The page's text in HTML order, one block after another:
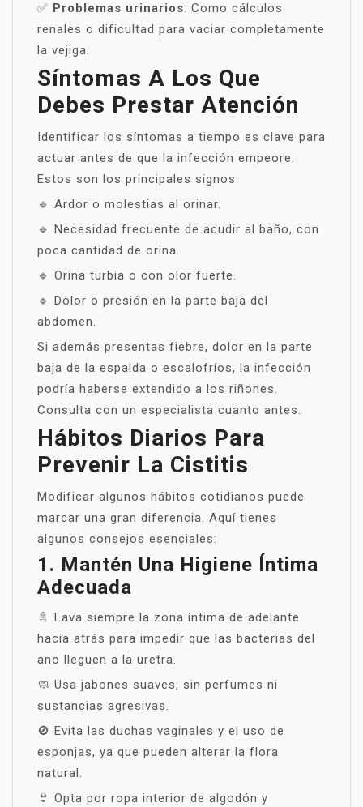
✅ Problemas urinarios: Como cálculos
renales o dificultad para vaciar completamente
la vejiga.
Síntomas A Los Que
Debes Prestar Atención
Identificar los síntomas a tiempo es clave para
actuar antes de que la infección empeore.
Estos son los principales signos:
🔹 Ardor o molestias al orinar.
🔹 Necesidad frecuente de acudir al baño, con
poca cantidad de orina.
🔹 Orina turbia o con olor fuerte.
🔹 Dolor o presión en la parte baja del
abdomen.
Si además presentas fiebre, dolor en la parte
baja de la espalda o escalofríos, la infección
podría haberse extendido a los riñones.
Consulta con un especialista cuanto antes.
Hábitos Diarios Para
Prevenir La Cistitis
Modificar algunos hábitos cotidianos puede
marcar una gran diferencia. Aquí tienes
algunos consejos esenciales:
1. Mantén Una Higiene Íntima
Adecuada
🚿 Lava siempre la zona íntima de adelante
hacia atrás para impedir que las bacterias del
ano lleguen a la uretra.
🧼 Usa jabones suaves, sin perfumes ni
sustancias agresivas.
🚫 Evita las duchas vaginales y el uso de
esponjas, ya que pueden alterar la flora
natural.
👙 Opta por ropa interior de algodón y